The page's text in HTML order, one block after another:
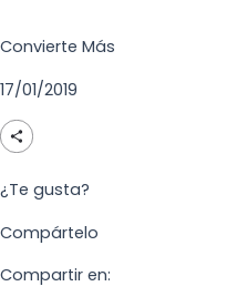
Convierte Más
17/01/2019
¿Te gusta?
Compártelo
Compartir en: